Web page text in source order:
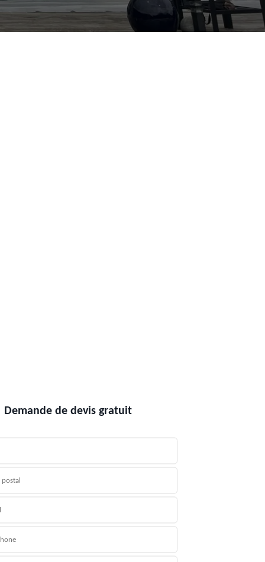
Demande de devis gratuit